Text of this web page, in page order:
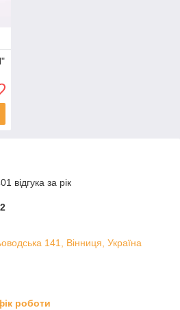
відгука за рік
141, Вінниця, Україна
роботи